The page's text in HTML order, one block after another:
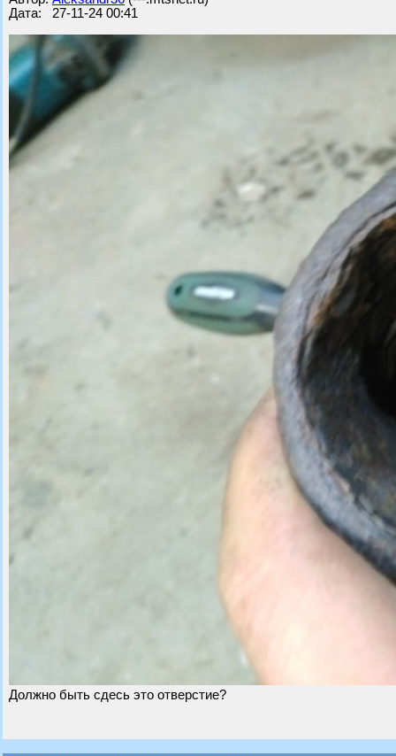
Дата: 27-11-24 00:41
Должно быть сдесь это отверстие?